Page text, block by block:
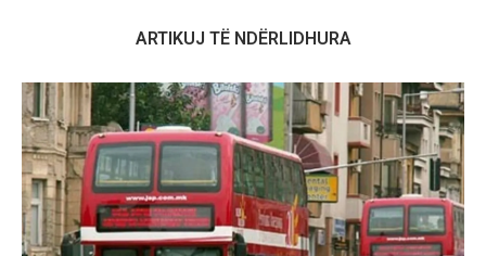
ARTIKUJ TË NDËRLIDHURA